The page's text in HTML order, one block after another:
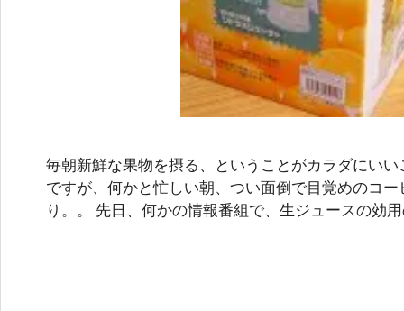
毎朝新鮮な果物を摂る、ということがカラダにい
ですが、何かと忙しい朝、つい面倒で目覚めのコ
り。。 先日、何かの情報番組で、生ジュースの効